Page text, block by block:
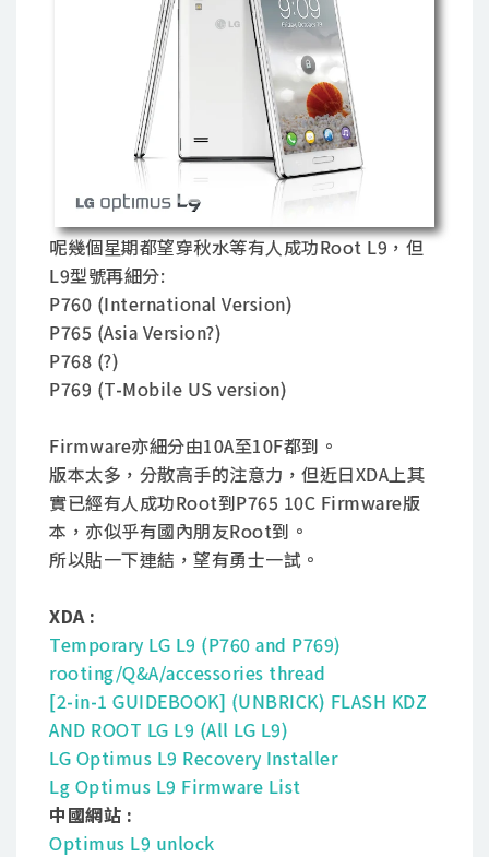
呢幾個星期都望穿秋水等有人成功Root L9，但
L9型號再細分:
P760 (International Version)
P765 (Asia Version?)
P768 (?)
P769 (T-Mobile US version)
Firmware亦細分由10A至10F都到。
版本太多，分散高手的注意力，但近日XDA上其
實已經有人成功Root到P765 10C Firmware版
本，亦似乎有國內朋友Root到。
所以貼一下連結，望有勇士一試。
XDA :
Temporary LG L9 (P760 and P769)
rooting/Q&A/accessories thread
[2-in-1 GUIDEBOOK] (UNBRICK) FLASH KDZ
AND ROOT LG L9 (All LG L9)
LG Optimus L9 Recovery Installer
Lg Optimus L9 Firmware List
中國網站 :
Optimus L9 unlock